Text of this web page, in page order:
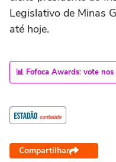
Legislativo de Minas
até hoje.
📊 Fofoca Awards: vote
Compartilhar